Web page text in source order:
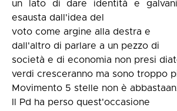
un lato di dare identità e
esausta dall'idea del
voto come argine alla destra e
dall'altro di parlare a un pezzo di
società e di economia non presi
verdi cresceranno ma sono troppo
Movimento 5 stelle non è
Il Pd ha perso quest'occasione